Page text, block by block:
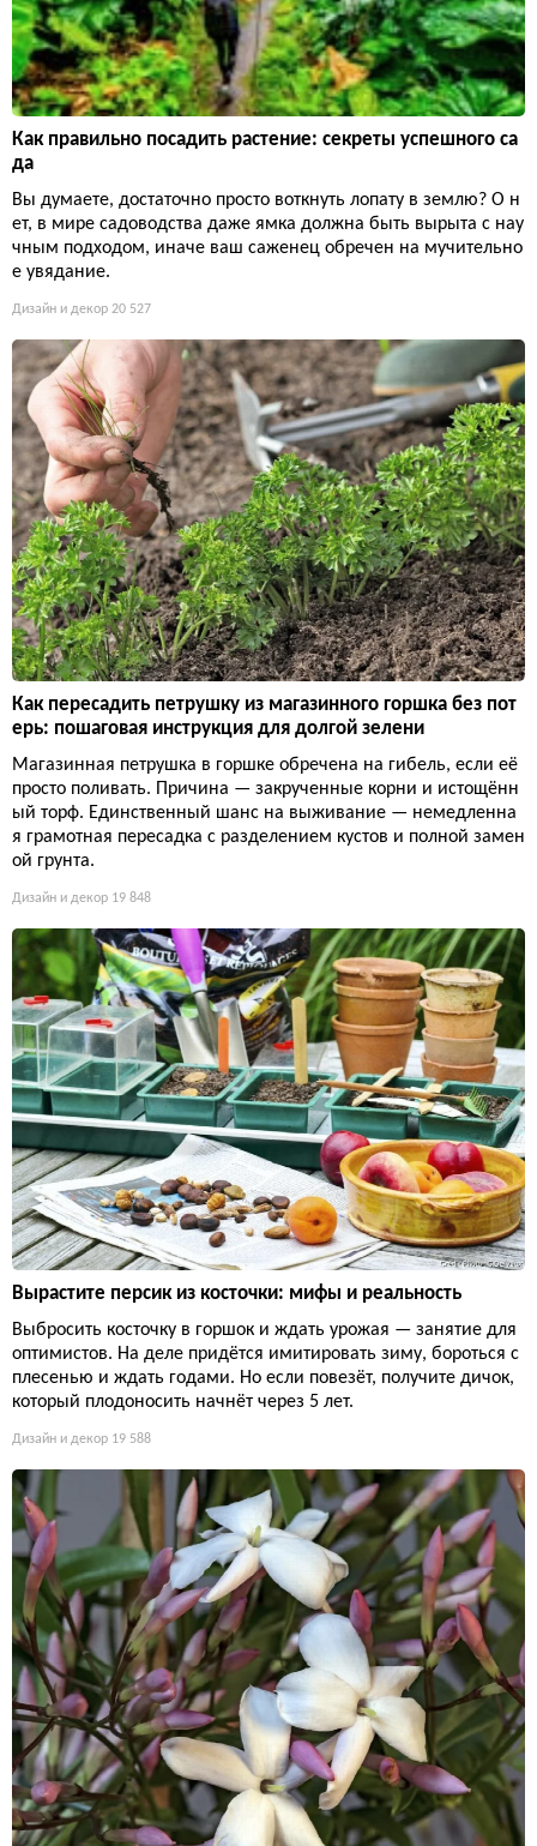
Как правильно посадить растение: секреты успешного са
да
Вы думаете, достаточно просто воткнуть лопату в землю? О н
ет, в мире садоводства даже ямка должна быть вырыта с нау
чным подходом, иначе ваш саженец обречен на мучительно
е увядание.
Дизайн и декор 20 527
Как пересадить петрушку из магазинного горшка без пот
ерь: пошаговая инструкция для долгой зелени
Магазинная петрушка в горшке обречена на гибель, если её
просто поливать. Причина — закрученные корни и истощённ
ый торф. Единственный шанс на выживание — немедленна
я грамотная пересадка с разделением кустов и полной замен
ой грунта.
Дизайн и декор 19 848
Вырастите персик из косточки: мифы и реальность
Выбросить косточку в горшок и ждать урожая — занятие для
оптимистов. На деле придётся имитировать зиму, бороться с
плесенью и ждать годами. Но если повезёт, получите дичок,
который плодоносить начнёт через 5 лет.
Дизайн и декор 19 588